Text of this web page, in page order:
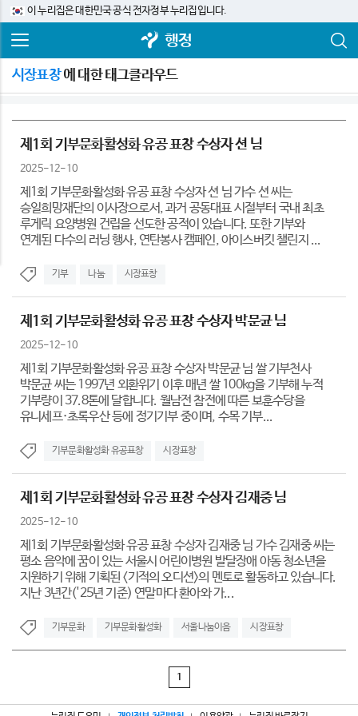
이 누리집은 대한민국 공식 전자정부 누리집입니다.
행정
시장표창에 대한 태그클라우드
제1회 기부문화활성화 유공 표창 수상자 션 님
2025-12-10
제1회 기부문화활성화 유공 표창 수상자 션 님 가수 션 씨는
승일희망재단의 이사장으로서, 과거 공동대표 시절부터 국내 최초
루게릭 요양병원 건립을 선도한 공적이 있습니다. 또한 기부와
연계된 다수의 러닝 행사, 연탄봉사 캠페인, 아이스버킷 챌린지 ...
기부 나눔 시장표창
제1회 기부문화활성화 유공 표창 수상자 박문균 님
2025-12-10
제1회 기부문화활성화 유공 표창 수상자 박문균 님 쌀 기부천사
박문균 씨는 1997년 외환위기 이후 매년 쌀 100kg을 기부해 누적
기부량이 37.8톤에 달합니다. 월남전 참전에 따른 보훈수당을
유니세프·초록우산 등에 정기기부 중이며, 수목 기부...
기부문화활성화 유공표창 시장표창
제1회 기부문화활성화 유공 표창 수상자 김재중 님
2025-12-10
제1회 기부문화활성화 유공 표창 수상자 김재중 님 가수 김재중 씨는
평소 음악에 꿈이 있는 서울시 어린이병원 발달장애 아동 청소년을
지원하기 위해 기획된 <기적의 오디션>의 멘토로 활동하고 있습니다.
지난 3년간('25년 기준) 연말마다 환아와 가...
기부문화 기부문화활성화 서울나눔이음 시장표창
1